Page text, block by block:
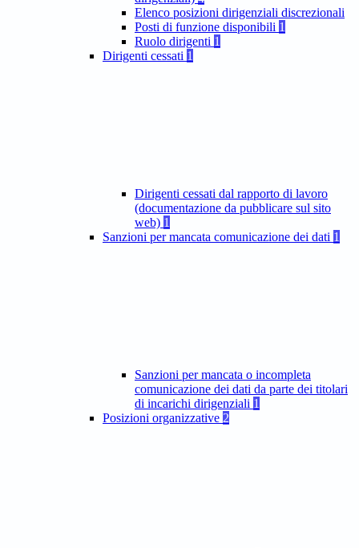
Elenco posizioni dirigenziali discrezionali
Posti di funzione disponibili 1
Ruolo dirigenti 1
Dirigenti cessati 1
Dirigenti cessati dal rapporto di lavoro
(documentazione da pubblicare sul sito
web) 1
Sanzioni per mancata comunicazione dei dati 1
Sanzioni per mancata o incompleta
comunicazione dei dati da parte dei titolari
di incarichi dirigenziali 1
Posizioni organizzative 2